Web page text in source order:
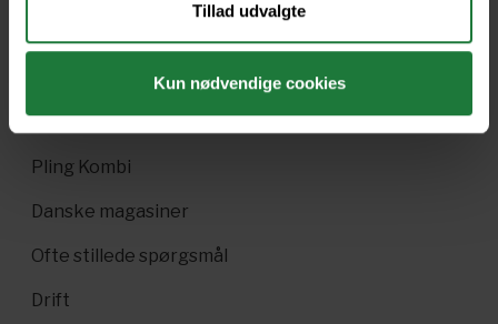
Tillad udvalgte
Kun nødvendige cookies
Pling Favorit
Pling Kombi
Danske magasiner
Ofte stillede spørgsmål
Drift